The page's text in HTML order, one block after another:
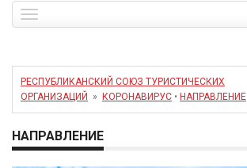
navigation
РЕСПУБЛИКАНСКИЙ СОЮЗ ТУРИСТИЧЕСКИХ
ОРГАНИЗАЦИЙ
» КОРОНАВИРУС • НАПРАВЛЕНИЕ
НАПРАВЛЕНИЕ